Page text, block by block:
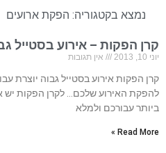
נמצא בקטגוריה: הפקת ארועים
קרן הפקות – אירוע בסטייל
יוני 10, 2013 אין תגובות
קרן הפקות אירוע בסטייל גבוה יוצרת
להפקת האירוע שלכם… לקרן הפקות יש
ביותר עבורכם ולמלא
Read More »